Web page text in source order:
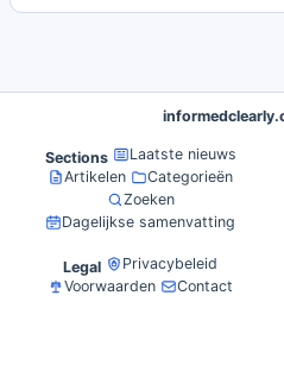
Sections
Laatste nieuws
Artikelen
Categorieën
Zoeken
Dagelijkse samenvatting
Legal
Privacybeleid
Voorwaarden
Contact